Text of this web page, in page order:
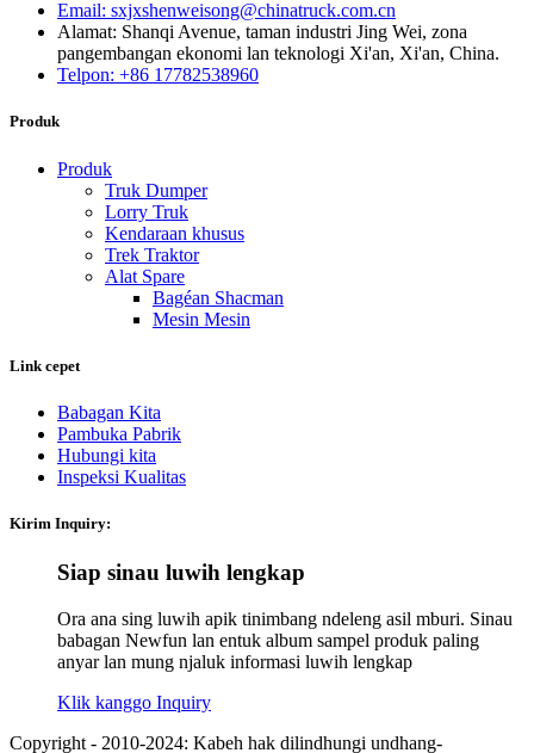
Email: sxjxshenweisong@chinatruck.com.cn
Alamat: Shanqi Avenue, taman industri Jing Wei, zona
pangembangan ekonomi lan teknologi Xi'an, Xi'an, China.
Telpon: +86 17782538960
Produk
Produk
Truk Dumper
Lorry Truk
Kendaraan khusus
Trek Traktor
Alat Spare
Bagéan Shacman
Mesin Mesin
Link cepet
Babagan Kita
Pambuka Pabrik
Hubungi kita
Inspeksi Kualitas
Kirim Inquiry:
Siap sinau luwih lengkap
Ora ana sing luwih apik tinimbang ndeleng asil mburi. Sinau
babagan Newfun lan entuk album sampel produk paling
anyar lan mung njaluk informasi luwih lengkap
Klik kanggo Inquiry
Copyright - 2010-2024: Kabeh hak dilindhungi undhang-